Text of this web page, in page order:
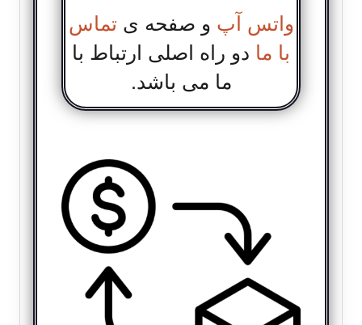
واتس آپ و صفحه ی تماس
با ما دو راه اصلی ارتباط با
ما می باشد.